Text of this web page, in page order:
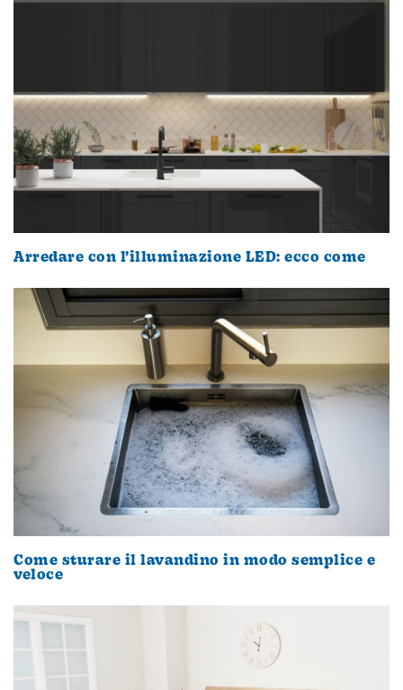
Arredare con l’illuminazione LED: ecco come
Come sturare il lavandino in modo semplice e
veloce